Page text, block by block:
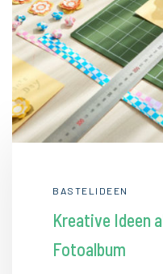
BASTELIDEEN
Kreative Ideen
Fotoalbum